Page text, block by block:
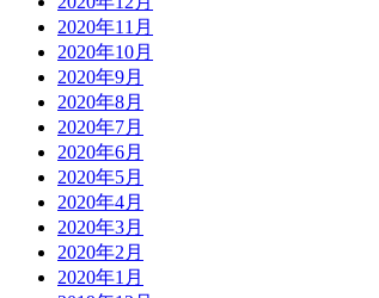
2020年11月
2020年10月
2020年9月
2020年8月
2020年7月
2020年6月
2020年5月
2020年4月
2020年3月
2020年2月
2020年1月